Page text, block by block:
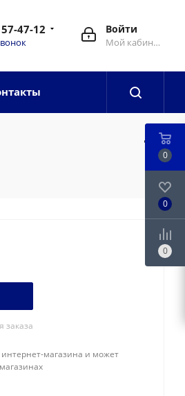
Войти
Мой кабинет
47-12
заказа
магазина и может
0
0
0